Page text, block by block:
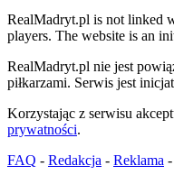
RealMadryt.pl is not linked
players. The website is an
RealMadryt.pl nie jest
piłkarzami. Serwis jest
Korzystając z serwisu
prywatności.
FAQ - Redakcja - Reklama -